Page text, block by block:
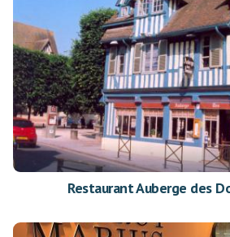
Restaurant Auberge des